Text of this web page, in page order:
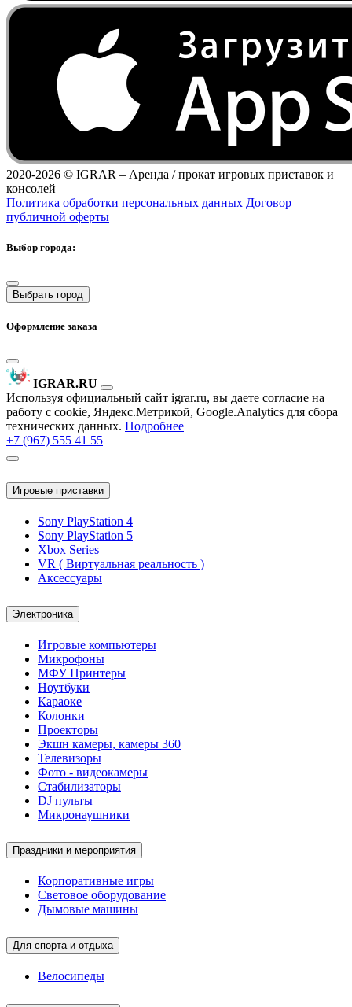
2020-2026 © IGRAR – Аренда / прокат игровых приставок и
консолей
Политика обработки персональных данных Договор
публичной оферты
Выбор города:
Выбрать город
Оформление заказа
IGRAR.RU
Используя официальный сайт igrar.ru, вы даете согласие на
работу с cookie, Яндекс.Метрикой, Google.Analytics для сбора
технических данных. Подробнее
+7 (967) 555 41 55
Игровые приставки
Sony PlayStation 4
Sony PlayStation 5
Xbox Series
VR ( Виртуальная реальность )
Аксессуары
Электроника
Игровые компьютеры
Микрофоны
МФУ Принтеры
Ноутбуки
Караоке
Колонки
Проекторы
Экшн камеры, камеры 360
Телевизоры
Фото - видеокамеры
Стабилизаторы
DJ пульты
Микронаушники
Праздники и мероприятия
Корпоративные игры
Световое оборудование
Дымовые машины
Для спорта и отдыха
Велосипеды